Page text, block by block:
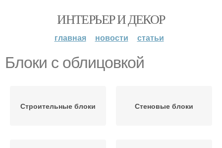
ИНТЕРЬЕР И ДЕКОР
главная новости статьи
Блоки с облицовкой
Строительные блоки Стеновые блоки